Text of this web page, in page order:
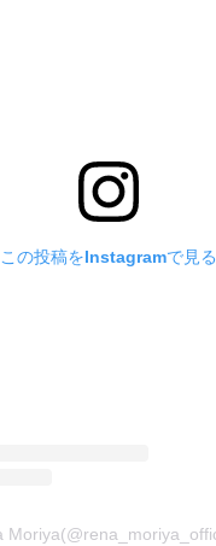
この投稿をInstagramで見る